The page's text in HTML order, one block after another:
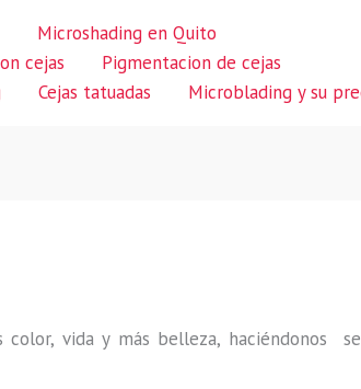
Microshading en Quito
cejas
Pigmentacion de cejas
Cejas tatuadas Microblading y su
vida y más belleza, haciéndonos